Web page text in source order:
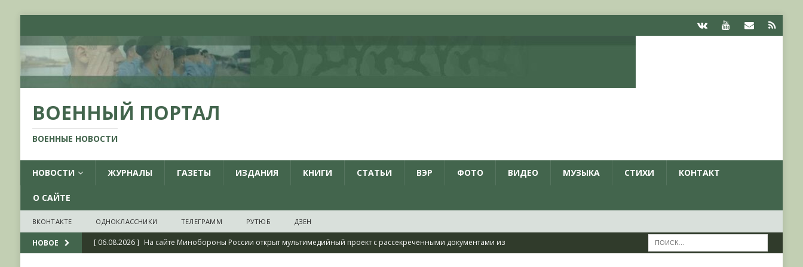
ВОЕННЫЙ ПОРТАЛ
ВОЕННЫЕ НОВОСТИ
НОВОСТИ ЖУРНАЛЫ ГАЗЕТЫ ИЗДАНИЯ КНИГИ СТАТЬИ ВЭР ФОТО ВИДЕО МУЗЫКА СТИХИ КОНТАКТ
О САЙТЕ
ВКОНТАКТЕ ОДНОКЛАССНИКИ ТЕЛЕГРАММ РУТЮБ ДЗЕН
НОВОЕ [ 06.08.2026 ] На сайте Минобороны России открыт мультимедийный проект с рассекреченными документами из